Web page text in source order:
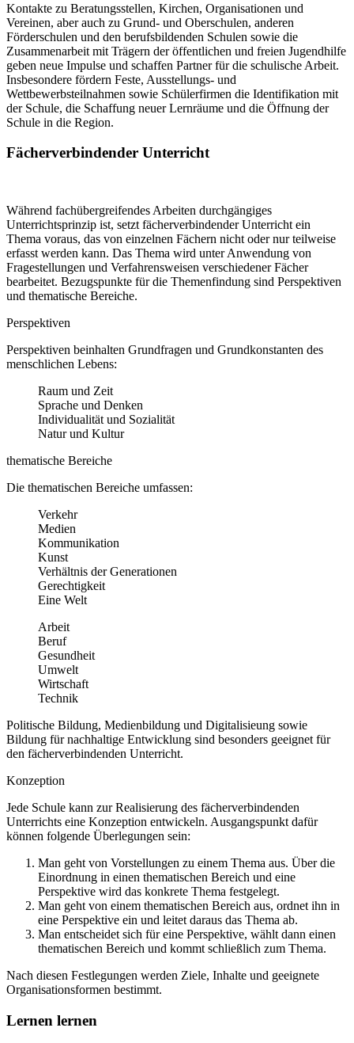
Kontakte zu Beratungsstellen, Kirchen, Organisationen und
Vereinen, aber auch zu Grund- und Oberschulen, anderen
Förderschulen und den berufsbildenden Schulen sowie die
Zusammenarbeit mit Trägern der öffentlichen und freien Jugendhilfe
geben neue Impulse und schaffen Partner für die schulische Arbeit.
Insbesondere fördern Feste, Ausstellungs- und
Wettbewerbsteilnahmen sowie Schülerfirmen die Identifikation mit
der Schule, die Schaffung neuer Lernräume und die Öffnung der
Schule in die Region.
Fächerverbindender Unterricht
Während fachübergreifendes Arbeiten durchgängiges
Unterrichtsprinzip ist, setzt fächerverbindender Unterricht ein
Thema voraus, das von einzelnen Fächern nicht oder nur teilweise
erfasst werden kann. Das Thema wird unter Anwendung von
Fragestellungen und Verfahrensweisen verschiedener Fächer
bearbeitet. Bezugspunkte für die Themenfindung sind Perspektiven
und thematische Bereiche.
Perspektiven
Perspektiven beinhalten Grundfragen und Grundkonstanten des
menschlichen Lebens:
Raum und Zeit
Sprache und Denken
Individualität und Sozialität
Natur und Kultur
thematische Bereiche
Die thematischen Bereiche umfassen:
Verkehr
Medien
Kommunikation
Kunst
Verhältnis der Generationen
Gerechtigkeit
Eine Welt
Arbeit
Beruf
Gesundheit
Umwelt
Wirtschaft
Technik
Politische Bildung, Medienbildung und Digitalisieung sowie
Bildung für nachhaltige Entwicklung sind besonders geeignet für
den fächerverbindenden Unterricht.
Konzeption
Jede Schule kann zur Realisierung des fächerverbindenden
Unterrichts eine Konzeption entwickeln. Ausgangspunkt dafür
können folgende Überlegungen sein:
Man geht von Vorstellungen zu einem Thema aus. Über die
Einordnung in einen thematischen Bereich und eine
Perspektive wird das konkrete Thema festgelegt.
Man geht von einem thematischen Bereich aus, ordnet ihn in
eine Perspektive ein und leitet daraus das Thema ab.
Man entscheidet sich für eine Perspektive, wählt dann einen
thematischen Bereich und kommt schließlich zum Thema.
Nach diesen Festlegungen werden Ziele, Inhalte und geeignete
Organisationsformen bestimmt.
Lernen lernen